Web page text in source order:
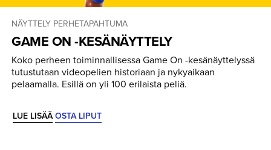
NÄYTTELY PERHETAPAHTUMA
GAME ON -KESÄNÄYTTELY
Koko perheen toiminnallisessa Game On -kesänäyttelyssä
tutustutaan videopelien historiaan ja nykyaikaan
pelaamalla. Esillä on yli 100 erilaista peliä.
LUE LISÄÄOSTA LIPUT